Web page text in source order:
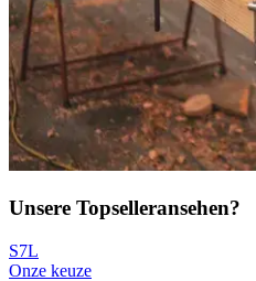
Unsere Topselleransehen?
S7L
Onze keuze